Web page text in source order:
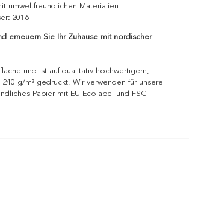
umweltfreundlichen Materialien
2016
erneuern Sie Ihr Zuhause mit nordischer
und ist auf qualitativ hochwertigem,
g/m² gedruckt. Wir verwenden für unsere
Papier mit EU Ecolabel und FSC-